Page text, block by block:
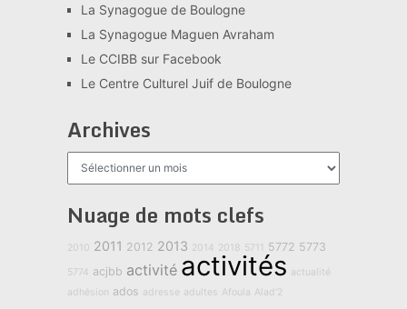
La Synagogue de Boulogne
La Synagogue Maguen Avraham
Le CCIBB sur Facebook
Le Centre Culturel Juif de Boulogne
Archives
Archives
Nuage de mots clefs
2010 2011 2012 2013 2014 2018 5711 5772 5773
5774 acjbb activité activités actualité
adhésion ados adresse adultes Afoula Alad'2